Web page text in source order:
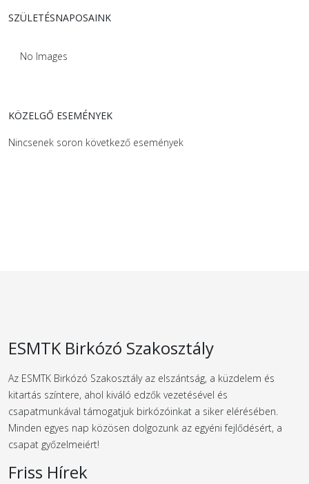
SZÜLETÉSNAPOSAINK
No Images
KÖZELGŐ ESEMÉNYEK
Nincsenek soron következő események
ESMTK Birkózó Szakosztály
Az ESMTK Birkózó Szakosztály az elszántság, a küzdelem és
kitartás színtere, ahol kiváló edzők vezetésével és
csapatmunkával támogatjuk birkózóinkat a siker elérésében.
Minden egyes nap közösen dolgozunk az egyéni fejlődésért, a
csapat győzelmeiért!
Friss Hírek